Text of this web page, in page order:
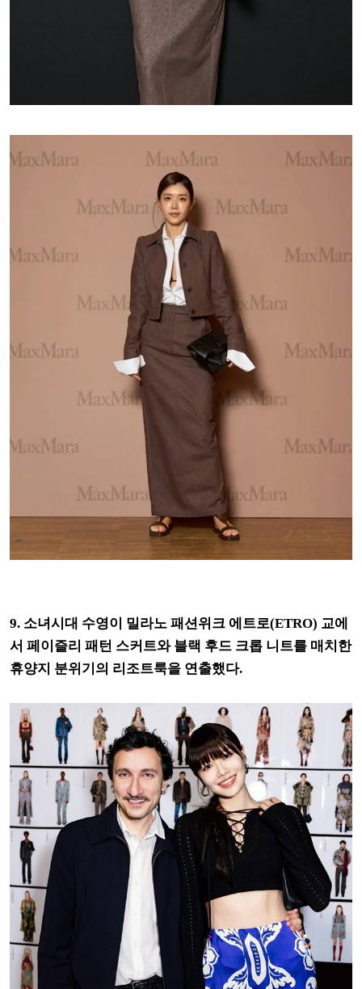
9. 소녀시대 수영이 밀라노 패션위크 에트로(ETRO) 교에
서 페이즐리 패턴 스커트와 블랙 후드 크롭 니트를 매치한
휴양지 분위기의 리조트룩을 연출했다.